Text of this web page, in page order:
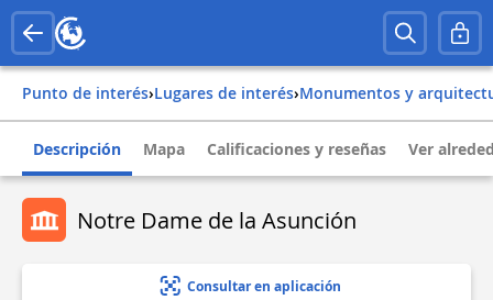
Punto de interés› Lugares de interés› Monumentos y
Descripción Mapa Calificaciones y reseñas Ver
Notre Dame de la Asunción
Consultar en aplicación